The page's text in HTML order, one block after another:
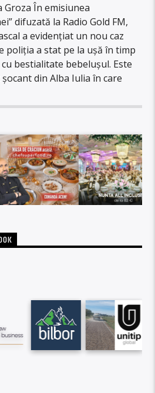
Groza În emisiunea
difuzată la Radio Gold FM,
a evidențiat un nou caz
poliția a stat pe la ușă în timp
cu bestialitate bebelușul. Este
din Alba Iulia în care